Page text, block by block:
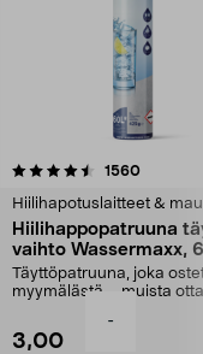
-
1560
Hiilihapotuslaitteet &
Hiilihappopatruuna
vaihto Wassermaxx,
Täyttöpatruuna, joka
myymälästä – muista
3,00
4.5viidestä